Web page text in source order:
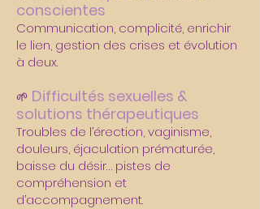
conscientes
Communication, complicité, enrichir
le lien, gestion des crises et évolution
à deux.
🌱 Difficultés sexuelles &
solutions thérapeutiques
Troubles de l’érection, vaginisme,
douleurs, éjaculation prématurée,
baisse du désir… pistes de
compréhension et
d’accompagnement.